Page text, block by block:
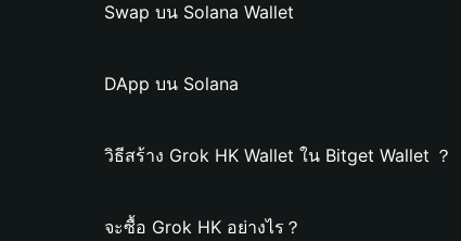
Swap บน Solana Wallet
DApp บน Solana
วิธีสร้าง Grok HK Wallet ใน Bitget Wallet ？
จะซื้อ Grok HK อย่างไร？